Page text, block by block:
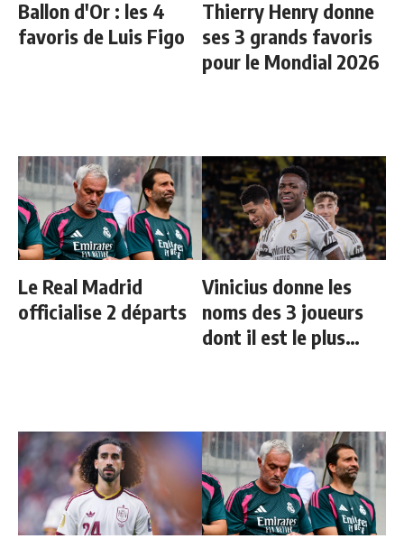
Ballon d'Or : les 4
favoris de Luis Figo
Thierry Henry donne
ses 3 grands favoris
pour le Mondial 2026
Le Real Madrid
officialise 2 départs
Vinicius donne les
noms des 3 joueurs
dont il est le plus